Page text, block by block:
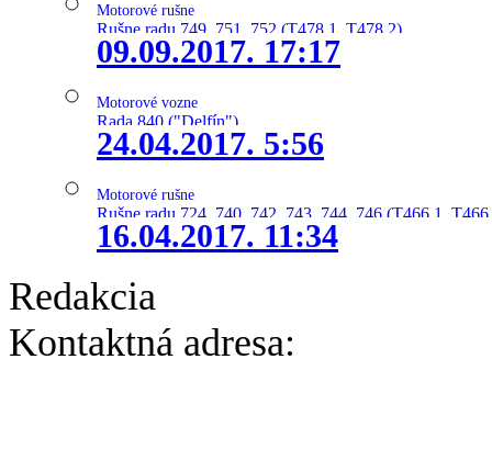
Motorové rušne
Rušne radu 749, 751, 752 (T478.1, T478.2)
09.09.2017. 17:17
Motorové vozne
Rada 840 ("Delfín")
24.04.2017. 5:56
Motorové rušne
Rušne radu 724, 740, 742, 743, 744, 746 (T466.1,
16.04.2017. 11:34
Redakcia
Kontaktná adresa: